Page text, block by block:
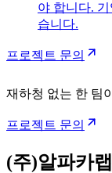
야 합니다.
습니다.
프로젝트 문의
재하청 없는 한 팀
프로젝트 문의
(주)알파카